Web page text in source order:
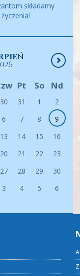
składamy
Pt So Nd
30 31 1
2
6 7 8
9
13 14 15
16
20 21 22
23
27 28 29
30
3 4 5 6